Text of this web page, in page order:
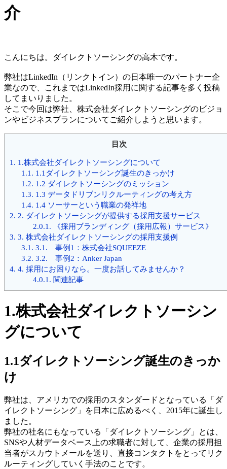
介
こんにちは。ダイレクトソーシングの高木です。
弊社はLinkedIn（リンクトイン）の日本唯一のパートナー企
業なので、これまではLinkedIn採用に関する記事を多く投稿
してまいりました。
そこで今回は弊社、株式会社ダイレクトソーシングのビジョ
ンやビジネスプランについてご紹介しようと思います。
目次
1. 1.株式会社ダイレクトソーシングについて
1.1. 1.1ダイレクトソーシング誕生のきっかけ
1.2. 1.2 ダイレクトソーシングのミッション
1.3. 1.3 データドリブンリクルーティングの考え方
1.4. 1.4 ソーサーという職業の発祥地
2. 2. ダイレクトソーシングが提供する採用支援サービス
2.0.1. 《採用ブランディング（採用広報）サービス》
3. 3. 株式会社ダイレクトソーシングの採用支援例
3.1. 3.1. 事例1：株式会社SQUEEZE
3.2. 3.2. 事例2：Anker Japan
4. 4. 採用にお困りなら。一度お話してみませんか？
4.0.1. 関連記事
1.株式会社ダイレクトソーシン
グについて
1.1ダイレクトソーシング誕生のきっか
け
弊社は、アメリカでの採用のスタンダードとなっている「ダ
イレクトソーシング」を日本に広めるべく、2015年に誕生し
ました。
弊社の社名にもなっている「ダイレクトソーシング」とは、
SNSや人材データベース上の求職者に対して、企業の採用担
当者がスカウトメールを送り、直接コンタクトをとってリク
ルーティングしていく手法のことです。